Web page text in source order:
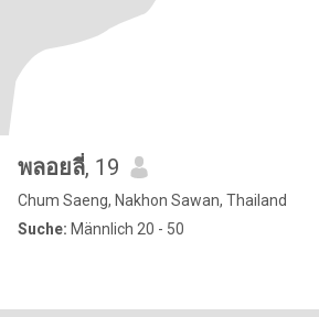
พลอยลี่, 19
Chum Saeng, Nakhon Sawan, Thailand
Suche: Männlich 20 - 50